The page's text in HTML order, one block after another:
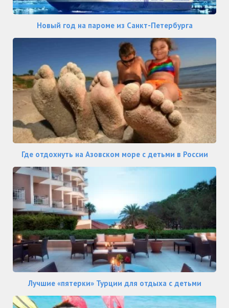
Новый год на пароме из Санкт-Петербурга
Где отдохнуть на Азовском море с детьми в России
Лучшие «пятерки» Турции для отдыха с детьми